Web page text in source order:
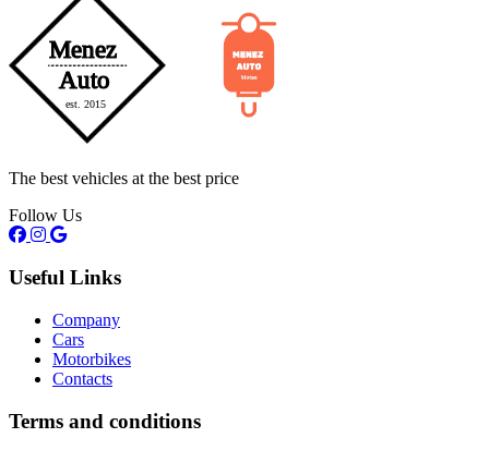
The best vehicles at the best price
Follow Us
Useful Links
Company
Cars
Motorbikes
Contacts
Terms and conditions